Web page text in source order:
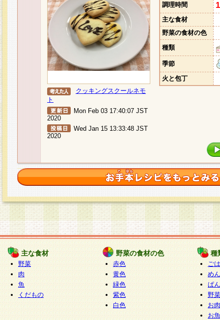
クッキングスクールネモ
ト
Mon Feb 03 17:40:07 JST
2020
Wed Jan 15 13:33:48 JST
2020
調理時間
主な食材
野菜の食材の色
種類
季節
火と包丁
主な食材
野菜
肉
魚
くだもの
野菜の食材の色
赤色
黄色
緑色
紫色
白色
種
ご
めん
ぱん
野
お
お